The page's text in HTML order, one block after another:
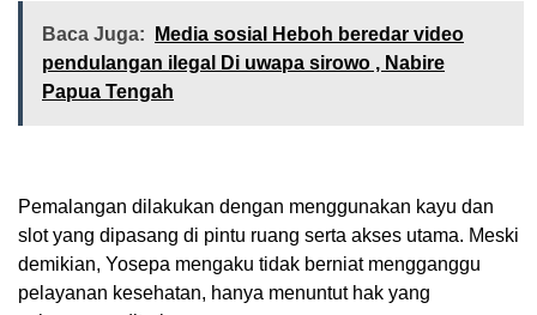
Baca Juga:
Media sosial Heboh beredar video
pendulangan ilegal Di uwapa sirowo , Nabire
Papua Tengah
Pemalangan dilakukan dengan menggunakan kayu dan
slot yang dipasang di pintu ruang serta akses utama. Meski
demikian, Yosepa mengaku tidak berniat mengganggu
pelayanan kesehatan, hanya menuntut hak yang